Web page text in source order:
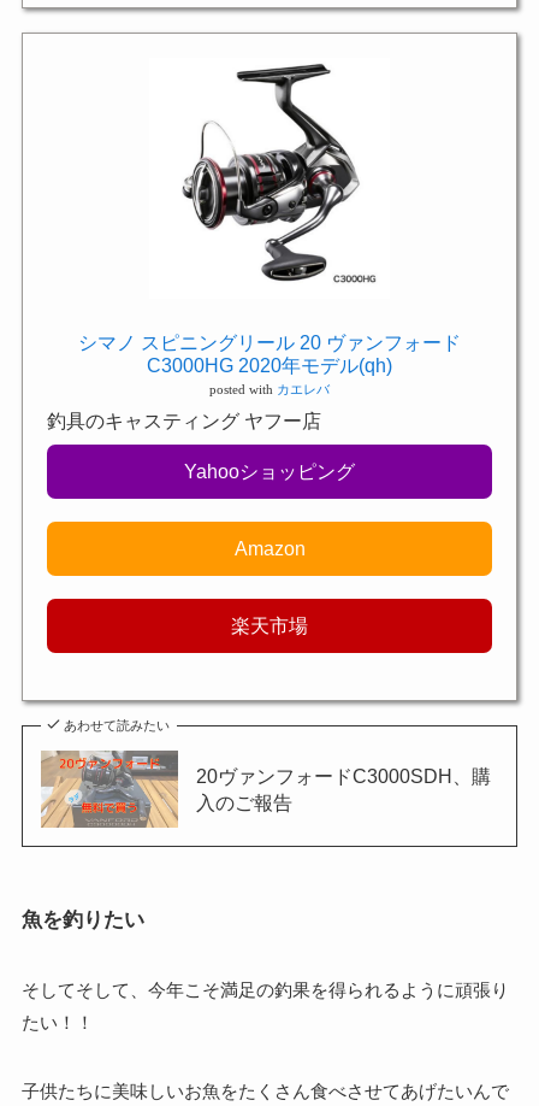
シマノ スピニングリール 20 ヴァンフォード
C3000HG 2020年モデル(qh)
posted with カエレバ
釣具のキャスティング ヤフー店
Yahooショッピング
Amazon
楽天市場
あわせて読みたい
20ヴァンフォードC3000SDH、購
入のご報告
魚を釣りたい
そしてそして、今年こそ満足の釣果を得られるように頑張り
たい！！
子供たちに美味しいお魚をたくさん食べさせてあげたいんで